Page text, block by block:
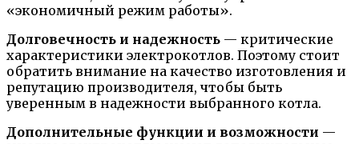
«экономичный режим работы».
Долговечность и надежность — критические
характеристики электрокотлов. Поэтому стоит
обратить внимание на качество изготовления и
репутацию производителя, чтобы быть
уверенным в надежности выбранного котла.
Дополнительные функции и возможности —